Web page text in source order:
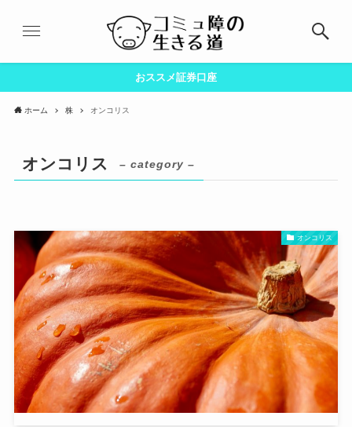
おススメ証券口座
ホーム 株 オンコリス
オンコリス – category –
オンコリス